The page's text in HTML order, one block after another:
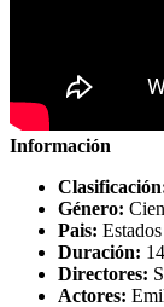
Información
Género:
Pais:
Duración:
Directores:
Actores: